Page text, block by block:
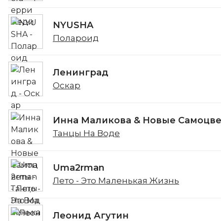
NYUSHA
Полароид
Ленинград
Оскар
Инна Маликова & Новые
Танцы На Воде
Uma2rman
Лето - Это Маленькая Жизнь
Леонид Агутин